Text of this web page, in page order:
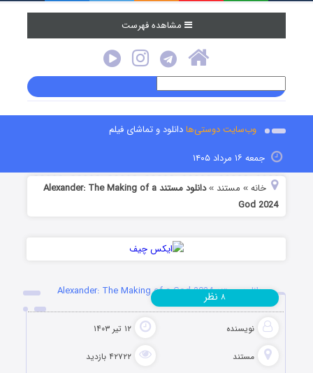
مشاهده فهرست
وب‌سایت دوستی‌هادانلود و تماشای فیلم
جمعه ۱۶ مرداد ۱۴۰۵
خانه » مستند »
دانلود مستند Alexander: The Making of a
God 2024
دانلود مستند Alexander: The Making of a God 2024
نویسنده ۱۲ تیر ۱۴۰۳
مستند ۴۲۷۲۲ بازدید
۸ نظر